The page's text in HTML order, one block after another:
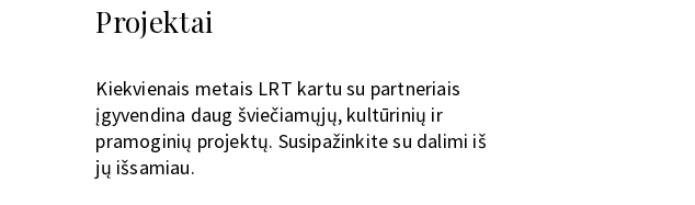
Projektai
Kiekvienais metais LRT kartu su partneriais
įgyvendina daug šviečiamųjų, kultūrinių ir
pramoginių projektų. Susipažinkite su dalimi iš
jų išsamiau.